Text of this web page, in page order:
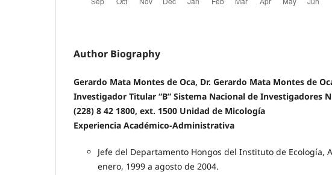
Author Biography
Gerardo Mata Montes de Oca, Dr. Gerardo Mata Montes de
Investigador Titular “B” Sistema Nacional de Investigadores
(228) 8 42 1800, ext. 1500 Unidad de Micología
Experiencia Académico-Administrativa
Jefe del Departamento Hongos del Instituto de Ecología,
enero, 1999 a agosto de 2004.